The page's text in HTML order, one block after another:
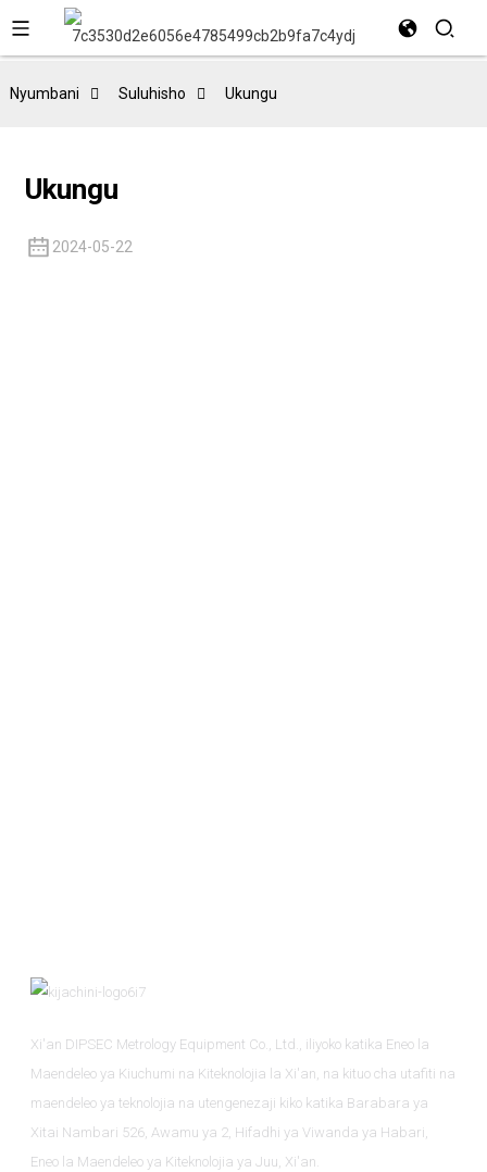
Nyumbani Suluhisho Ukungu
Ukungu
2024-05-22
Xi'an DIPSEC Metrology Equipment Co., Ltd., iliyoko katika Eneo la
Maendeleo ya Kiuchumi na Kiteknolojia la Xi'an, na kituo cha utafiti na
maendeleo ya teknolojia na utengenezaji kiko katika Barabara ya
Xitai Nambari 526, Awamu ya 2, Hifadhi ya Viwanda ya Habari,
Eneo la Maendeleo ya Kiteknolojia ya Juu, Xi'an.